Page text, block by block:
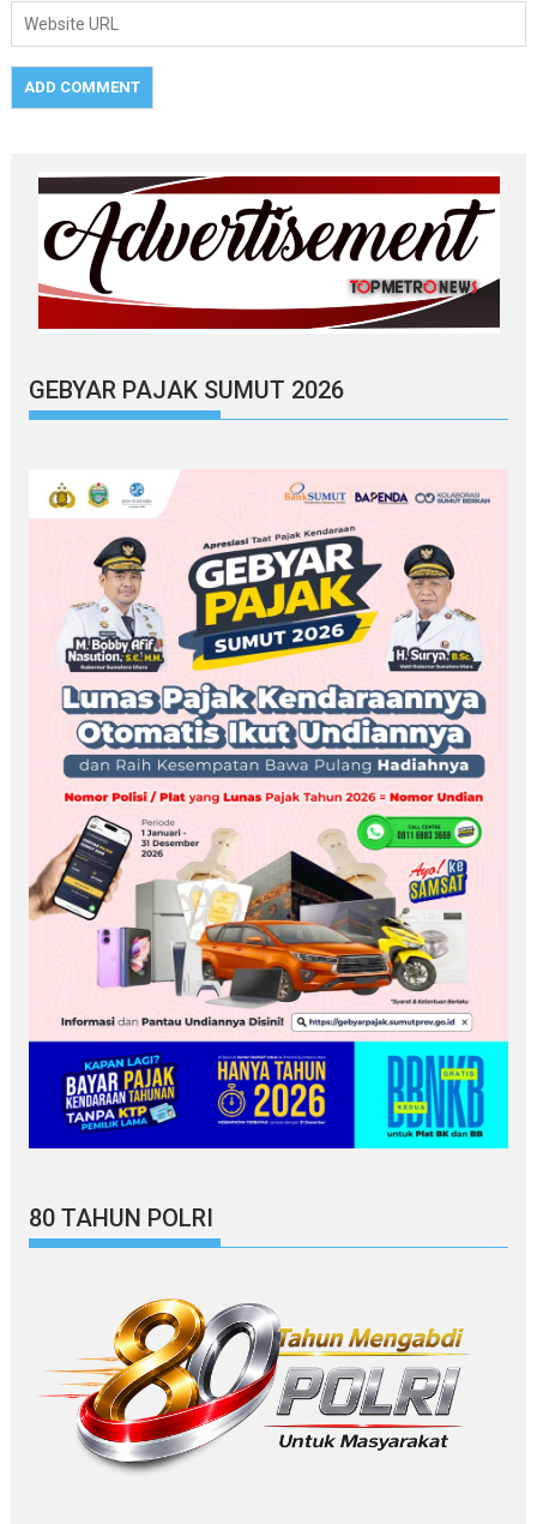
GEBYAR PAJAK SUMUT 2026
80 TAHUN POLRI